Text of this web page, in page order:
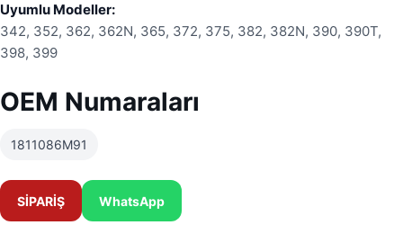
Uyumlu Modeller:
342, 352, 362, 362N, 365, 372, 375, 382, 382N, 390, 390T,
398, 399
OEM Numaraları
1811086M91
SİPARİŞ WhatsApp